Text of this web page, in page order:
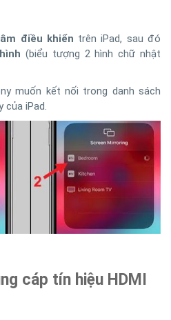
điều khiển trên iPad, sau đó
(biểu tượng 2 hình chữ nhật
muốn kết nối trong danh sách
của iPad.
cáp tín hiệu HDMI